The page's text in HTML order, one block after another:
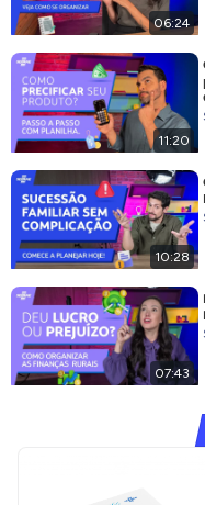
06:24
11:20
10:28
07:43